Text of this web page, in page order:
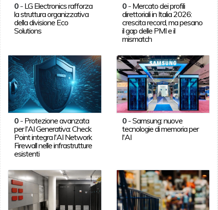
0- LG Electronics rafforza
la struttura organizzativa
della divisione Eco
Solutions
0 - Mercato dei profili
direttoriali in Italia 2026:
crescita record, ma pesano
il gap delle PMI e il
mismatch
0- Protezione avanzata
per l'AI Generativa: Check
Point integra l'AI Network
Firewall nelle infrastrutture
esistenti
0 -Samsung: nuove
tecnologie di memoria per
l'AI